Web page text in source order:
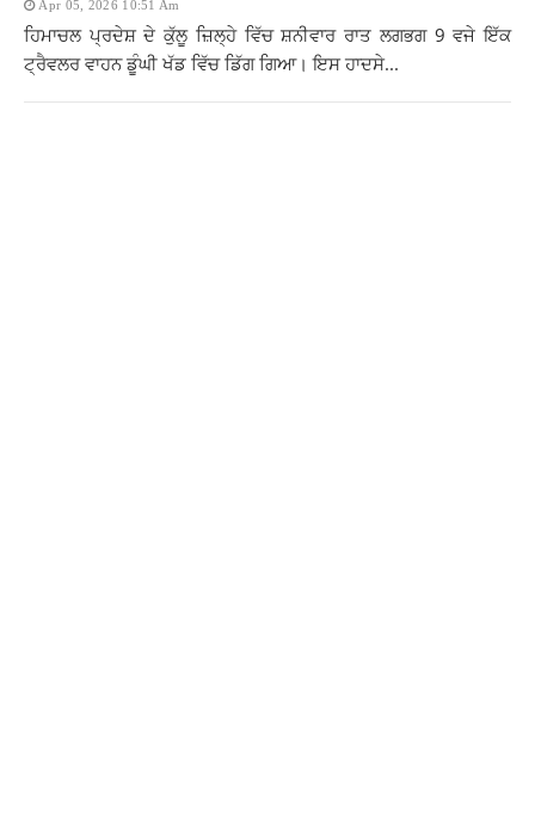
Apr 05, 2026 10:51 Am
ਹਿਮਾਚਲ ਪ੍ਰਦੇਸ਼ ਦੇ ਕੁੱਲੂ ਜ਼ਿਲ੍ਹੇ ਵਿੱਚ ਸ਼ਨੀਵਾਰ ਰਾਤ ਲਗਭਗ 9 ਵਜੇ ਇੱਕ
ਟ੍ਰੈਵਲਰ ਵਾਹਨ ਡੂੰਘੀ ਖੱਡ ਵਿੱਚ ਡਿੱਗ ਗਿਆ। ਇਸ ਹਾਦਸੇ...